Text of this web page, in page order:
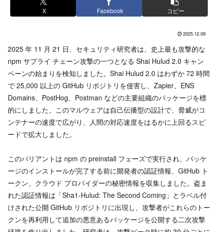
X Facebook コピー
2025.12.09
2025 年 11 月 21 日、セキュリティ研究者は、史上最も攻撃的な
npm サプライ チェーン攻撃の一つとなる Shai Hulud 2.0 キャン
ペーンの始まりを検知しました。Shai Hulud 2.0 はわずか 72 時間
で 25,000 以上の GitHub リポジトリを侵害し、Zapier、ENS
Domains、PostHog、Postman などの主要組織のパッケージを標
的にしました。このマルウェアは自己伝播型の設計で、脅威がコ
ンテナーの速度で広がり、人間の対応速度をはるかに上回るスピ
ードで拡大しました。
このバリアントは npm の preinstall フェーズで実行され、パッケ
ージのインストールが完了する前に開発者の認証情報、GitHub ト
ークン、クラウド プロバイダーの秘密情報を収集しました。盗ま
れた認証情報は「Sha1-Hulud: The Second Coming」とラベル付
けされた公開 GitHub リポジトリに出現し、攻撃者がこれらのトー
クンを再利用して追加の悪意あるパッケージを公開する二次攻撃